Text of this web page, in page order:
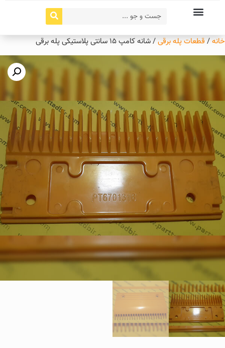
خانه/ قطعات پله برقی/ شانه کامپ 15 سانتی پلاستیکی پله برقی